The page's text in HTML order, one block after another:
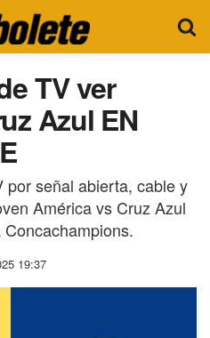
TV ver
Azul EN
por señal abierta, cable y
América vs Cruz Azul
19:37